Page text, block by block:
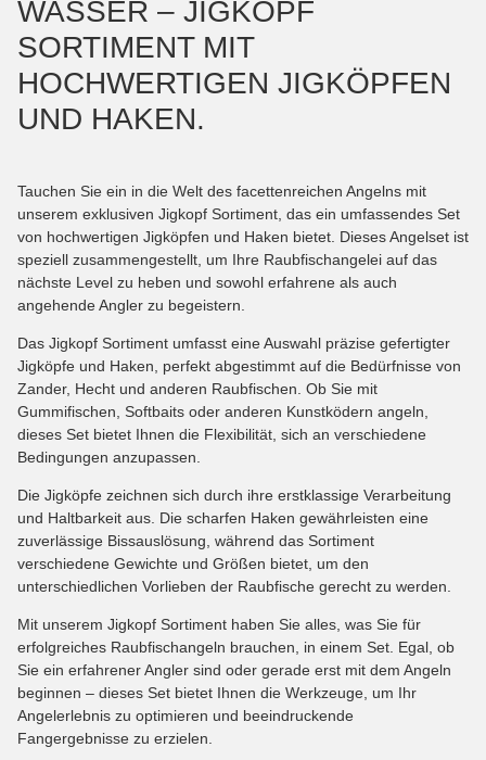
WASSER – JIGKOPF
SORTIMENT MIT
HOCHWERTIGEN JIGKÖPFEN
UND HAKEN.
Tauchen Sie ein in die Welt des facettenreichen Angelns mit
unserem exklusiven Jigkopf Sortiment, das ein umfassendes Set
von hochwertigen Jigköpfen und Haken bietet. Dieses Angelset ist
speziell zusammengestellt, um Ihre Raubfischangelei auf das
nächste Level zu heben und sowohl erfahrene als auch
angehende Angler zu begeistern.
Das Jigkopf Sortiment umfasst eine Auswahl präzise gefertigter
Jigköpfe und Haken, perfekt abgestimmt auf die Bedürfnisse von
Zander, Hecht und anderen Raubfischen. Ob Sie mit
Gummifischen, Softbaits oder anderen Kunstködern angeln,
dieses Set bietet Ihnen die Flexibilität, sich an verschiedene
Bedingungen anzupassen.
Die Jigköpfe zeichnen sich durch ihre erstklassige Verarbeitung
und Haltbarkeit aus. Die scharfen Haken gewährleisten eine
zuverlässige Bissauslösung, während das Sortiment
verschiedene Gewichte und Größen bietet, um den
unterschiedlichen Vorlieben der Raubfische gerecht zu werden.
Mit unserem Jigkopf Sortiment haben Sie alles, was Sie für
erfolgreiches Raubfischangeln brauchen, in einem Set. Egal, ob
Sie ein erfahrener Angler sind oder gerade erst mit dem Angeln
beginnen – dieses Set bietet Ihnen die Werkzeuge, um Ihr
Angelerlebnis zu optimieren und beeindruckende
Fangergebnisse zu erzielen.